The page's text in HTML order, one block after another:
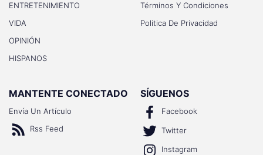
ENTRETENIMIENTO
VIDA
OPINIÓN
HISPANOS
Términos Y Condiciones
Politica De Privacidad
MANTENTE CONECTADO
Envía Un Artículo
Rss Feed
SÍGUENOS
Facebook
Twitter
Instagram